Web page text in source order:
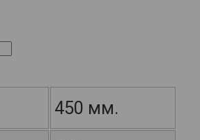
450 мм.